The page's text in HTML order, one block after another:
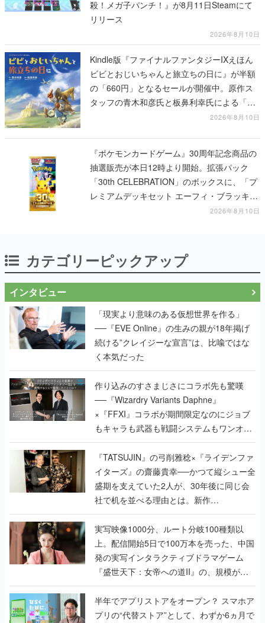
殺！メガ子パンチ！』が8月11日Steamにて
リリース
2026年8月10日
Kindle版『ファイナルファンタジーIXえほん
ビビとおじいちゃんと旅立ちの日に』が半額
の「660円」となるセールが開催中。原作ス
タッフの青木和彦氏と板鼻利幸氏による「ビ
2026年8月10日
『ポケモンカードゲーム』30周年記念商品の
抽選販売が本日12時より開始。拡張パック
「30th CELEBRATION」のボックスに、「プ
レミアムデッキセット エーフィ・ブラッキ
ー」「FUTURISTIC BOX」の計3商品2026年8月10日
カテゴリーピックアップ
インタビュー
「現実より意味のある仮想世界を作る」
──『EVE Online』の生みの親が18年掲げ
続ける”クレイジーな宣言”は、比喩ではな
く本気だった
作り込みのすさまじさにコラボ先も驚嘆
──『Wizardry Variants Daphne』
×『FFXI』コラボが期間限定なのにジョブ
もキャラも武器も戦闘システムもワンオフ
で作り込まれた理由を両ディレクターに聞
く
『TATSUJIN』の弓削雅稔×『ライデンファ
イターズ』の齋藤貴幸──かつて縦シュー全
盛期を支えていた2人が、30年後に同じ会
社で机を並べる理由とは。新作
『TATSUJIN EXTREME』で初タッグを組
んだレジェンド2人に訊く開発秘話
実写映像1000分、ルート分岐100種類以
上。配信開始5日で100万本を売った、中国
発の実写インタラクティブドラマゲーム
『盛世天下：女帝への道II』の、規模が違
うこだわりをプロデューサーに聞いた
半年でアプリストアをオープン？ スマホア
プリの“代替ストア”として、わずか6ヵ月で